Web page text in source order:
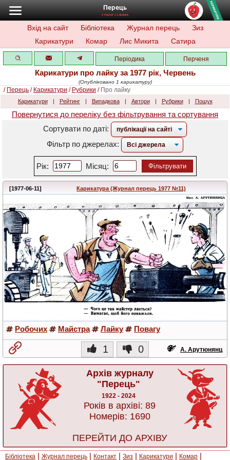
Перець
ГУМОР І САТИРА
Вхід на сайт Бібліотека Журнал перець
Зиз
Карикатури
Комар Лис Микита Сатира
Періодика Перченя
Карикатури про лайку за 1977 рік, Червень
(Опубліковано 1 карикатуру)
/ Перець / Карикатури / Рубрики / Про лайку
Карикатури | Рейтинг | Випадкова | Автори | Рубрики | Пошук
Повернутися до переліку без фільтрування та сортування
Сортувати по даті:
Фільтр по джерелах:
Рік: Місяц: Фільтрувати
[1977-06-11] Карикатура (Журнал перець 1977 №11)
Робочих Майстра Лайку Повагу
1 0 А. Арутюнянц
Архів журналу
"Перець"
1922 - 2024
Років в архіві: 89
Номерів: 1690
ПЕРЕЙТИ ДО АРХІВУ
Бібліотека | Журнал перець | Контакт | Зиз | Карикатури | Комар |